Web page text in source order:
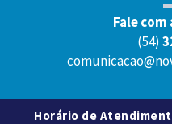
Fale
(54)
Horário de